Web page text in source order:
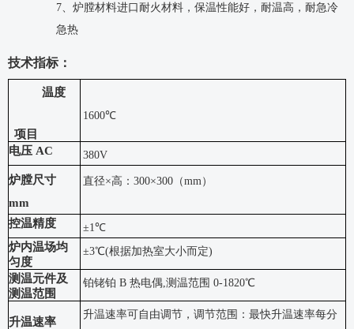
7、炉膛材料进口耐火材料，保温性能好，耐温高，耐急冷
急热
技术指标：
温度
项目
1600℃
电压 AC 380V
炉膛尺寸
mm
直径×高：300×300（mm）
控温精度 ±1℃
炉内温场均
匀度
±3℃(根据加热室大小而定)
测温元件及
测温范围
铂铑铂 B 热电偶,测温范围 0-1820℃
升温速率
升温速率可自由调节，调节范围：最快升温速率每分